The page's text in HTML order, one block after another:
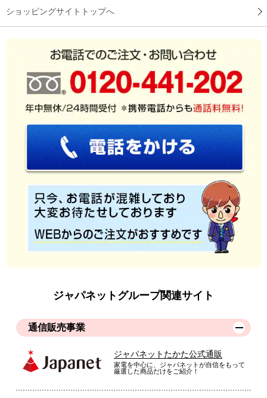
ショッピングサイトトップへ
ジャパネットグループ関連サイト
通信販売事業
ジャパネットたかた公式通販
家電を中心に、ジャパネットが自信をもって
厳選した商品だけをご紹介！